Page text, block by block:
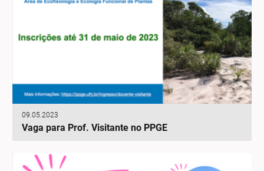
09.05.2023
Vaga para Prof. Visitante no PPGE